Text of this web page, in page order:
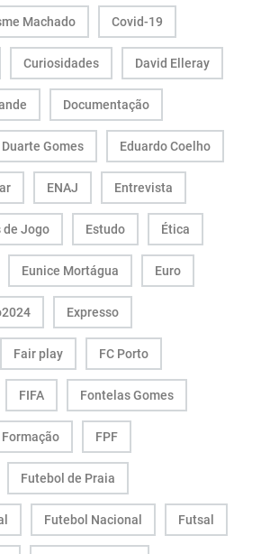
Machado Covid-19
Curiosidades David Elleray
Documentação
Duarte Gomes Eduardo Coelho
ENAJ Entrevista
de Jogo Estudo Ética
Eunice Mortágua Euro
Expresso
Fair play FC Porto
FIFA Fontelas Gomes
Formação FPF
Futebol de Praia
Futebol Nacional Futsal